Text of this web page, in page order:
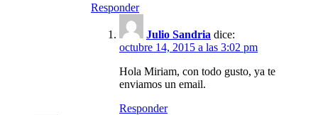
Responder
Julio Sandria dice:
octubre 14, 2015 a las 3:02 pm
Hola Miriam, con todo gusto, ya te
enviamos un email.
Responder